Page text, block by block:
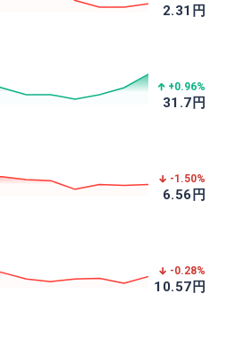
2.31 円
+0.96%
31.7 円
-1.50%
6.56 円
-0.28%
10.57 円